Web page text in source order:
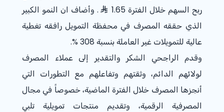
ربح السهم خلال الفترة 1.65
. وأضاف ان النمو الكبير
الذي حققه المصرف في محفظة التمويل رافقه تغطية
عالية للتمويلات غير العاملة بنسبة % 308
.
وقدم الراجحي الشكر والتقدير إلى عملاء المصرف
لولائهم الدائم، وثقتهم وتفاعلهم مع التطورات التي
أنجزها المصرف خلال الفترة الماضية، خصوصاً في مجال
المصرفية الرقمية، وتقديم منتجات تمويلية تلبي